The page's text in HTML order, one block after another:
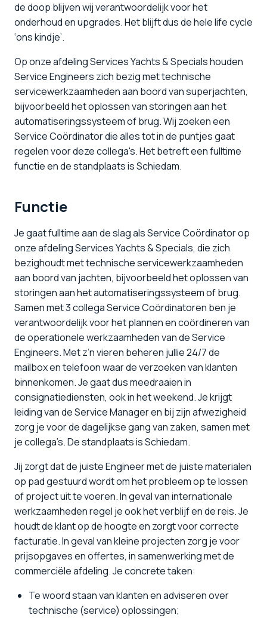
de doop blijven wij verantwoordelijk voor het
onderhoud en upgrades. Het blijft dus de hele life cycle
‘ons kindje’.
Op onze afdeling Services Yachts & Specials houden
Service Engineers zich bezig met technische
servicewerkzaamheden aan boord van superjachten,
bijvoorbeeld het oplossen van storingen aan het
automatiseringssysteem of brug. Wij zoeken een
Service Coördinator die alles tot in de puntjes gaat
regelen voor deze collega's. Het betreft een fulltime
functie en de standplaats is Schiedam.
Functie
Je gaat fulltime aan de slag als Service Coördinator op
onze afdeling Services Yachts & Specials, die zich
bezighoudt met technische servicewerkzaamheden
aan boord van jachten, bijvoorbeeld het oplossen van
storingen aan het automatiseringssysteem of brug.
Samen met 3 collega Service Coördinatoren ben je
verantwoordelijk voor het plannen en coördineren van
de operationele werkzaamheden van de Service
Engineers. Met z’n vieren beheren jullie 24/7 de
mailbox en telefoon waar de verzoeken van klanten
binnenkomen. Je gaat dus meedraaien in
consignatiediensten, ook in het weekend. Je krijgt
leiding van de Service Manager en bij zijn afwezigheid
zorg je voor de dagelijkse gang van zaken, samen met
je collega’s. De standplaats is Schiedam.
Jij zorgt dat de juiste Engineer met de juiste materialen
op pad gestuurd wordt om het probleem op te lossen
of project uit te voeren. In geval van internationale
werkzaamheden regel je ook het verblijf en de reis. Je
houdt de klant op de hoogte en zorgt voor correcte
facturatie. In geval van kleine projecten zorg je voor
prijsopgaves en offertes, in samenwerking met de
commerciële afdeling. Je concrete taken:
Te woord staan van klanten en adviseren over
technische (service) oplossingen;